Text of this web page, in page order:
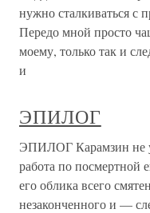
нужно сталкиваться с
Передо мной просто
моему, только так и
и
ЭПИЛОГ
ЭПИЛОГ Карамзин не
работа по посмертной
его облика всего
незаконченного и —